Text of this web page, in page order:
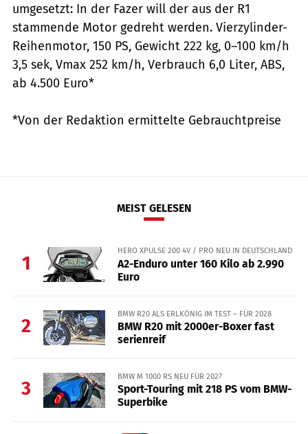
umgesetzt: In der Fazer will der aus der R1
stammende Motor gedreht werden. Vierzylinder-
Reihenmotor, 150 PS, Gewicht 222 kg, 0–100 km/h
3,5 sek, Vmax 252 km/h, Verbrauch 6,0 Liter, ABS,
ab 4.500 Euro*
*Von der Redaktion ermittelte Gebrauchtpreise
MEIST GELESEN
1
HERO XPULSE 200 4V / PRO NEU IN DEUTSCHLAND
A2-Enduro unter 160 Kilo ab 2.990
Euro
2
BMW R20 ALS ERLKÖNIG IM TEST – FÜR 2028
BMW R20 mit 2000er-Boxer fast
serienreif
3
BMW M 1000 RS NEU FÜR 2027
Sport-Touring mit 218 PS vom BMW-
Superbike